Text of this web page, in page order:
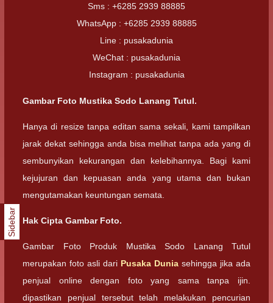
Sms : +6285 2939 88885
WhatsApp : +6285 2939 88885
Line : pusakadunia
WeChat : pusakadunia
Instagram : pusakadunia
Gambar Foto Mustika Sodo Lanang Tutul.
Hanya di resize tanpa editan sama sekali, kami tampilkan
jarak dekat sehingga anda bisa melihat tanpa ada yang di
sembunyikan kekurangan dan kelebihannya. Bagi kami
kejujuran dan kepuasan anda yang utama dan bukan
mengutamakan keuntungan semata.
Hak Cipta Gambar Foto.
Gambar Foto Produk Mustika Sodo Lanang Tutul
merupakan foto asli dari Pusaka Dunia sehingga jika ada
penjual online dengan foto yang sama tanpa ijin.
dipastikan penjual tersebut telah melakukan pencurian
Sidebar